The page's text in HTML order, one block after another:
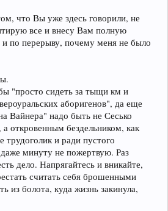
что Вы уже здесь говорили, не
все и внесу Вам полную
по перерыву, почему меня не было
"просто сидеть за тыщи км и
аборигенов", да еще
Вайнера" надо быть не Сесько
откровенным бездельником, как
и ради пустого
минуту не пожертвую. Раз
дело. Напрягайтесь и вникайте,
считать себя брошенными
из болота, куда жизнь закинула,